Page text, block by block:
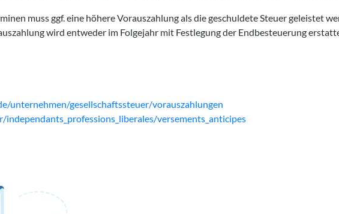
muss ggf. eine höhere Vorauszahlung als die geschuldete Steuer geleistet
wird entweder im Folgejahr mit Festlegung der Endbesteuerung
unternehmen/gesellschaftssteuer/vorauszahlungen
versements_anticipes